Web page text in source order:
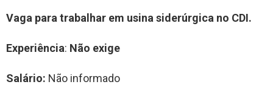
Vaga para trabalhar em usina siderúrgica no CDI.
Experiência: Não exige
Salário: Não informado